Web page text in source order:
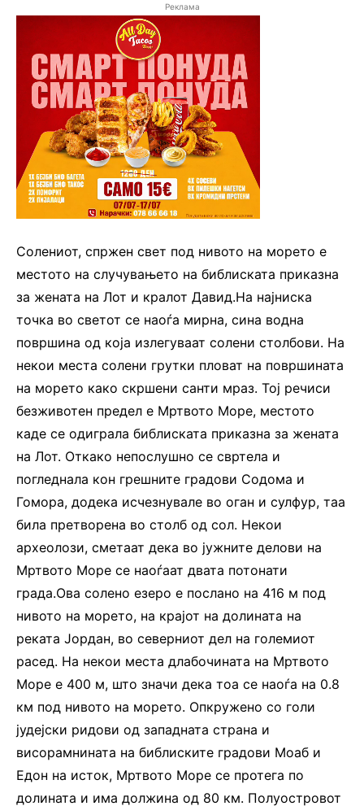
Реклама
Солениот, спржен свет под нивото на морето е
местото на случувањето на библиската приказна
за жената на Лот и кралот Давид.На најниска
точка во светот се наоѓа мирна, сина водна
површина од која излегуваат солени столбови. На
некои места солени грутки пловат на површината
на морето како скршени санти мраз. Тој речиси
безживотен предел е Мртвото Море, местото
каде се одиграла библиската приказна за жената
на Лот. Откако непослушно се свртела и
погледнала кон грешните градови Содома и
Гомора, додека исчезнувале во оган и сулфур, таа
била претворена во столб од сол. Некои
археолози, сметаат дека во јужните делови на
Мртвото Море се наоѓаат двата потонати
града.Ова солено езеро е послано на 416 м под
нивото на морето, на крајот на долината на
реката Јордан, во северниот дел на големиот
расед. На некои места длабочината на Мртвото
Море е 400 м, што значи дека тоа се наоѓа на 0.8
км под нивото на морето. Опкружено со голи
јудејски ридови од западната страна и
висорамнината на библиските градови Моаб и
Едон на исток, Мртвото Море се протега по
долината и има должина од 80 км. Полуостровот